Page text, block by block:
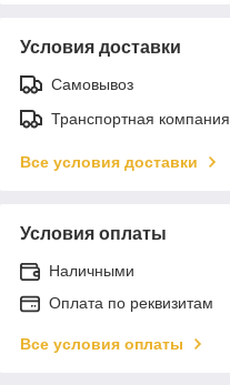
Условия доставки
Самовывоз
Транспортная компания
Все условия доставки
Условия оплаты
Наличными
Оплата по реквизитам
Все условия оплаты